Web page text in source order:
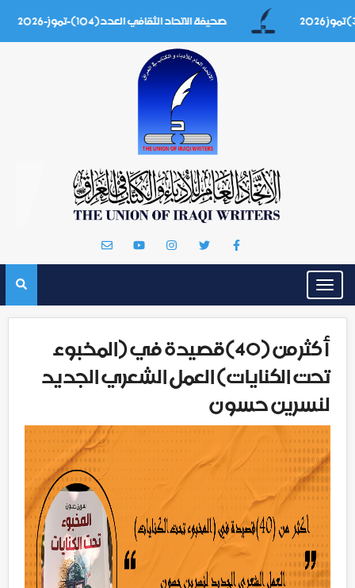
صحيفة الاتحاد الثقافي العدد(104)-تموز-2026
Toggle
navigation
أكثر من (40)قصيدة في (المخبوء
تحت الكنايات) العمل الشعري الجديد
لنسرين حسون